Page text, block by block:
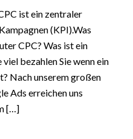
ist ein zentraler
(KPI).Was
CPC? Was ist ein
bezahlen Sie wenn ein
Nach unserem großen
Ads erreichen uns
[…]